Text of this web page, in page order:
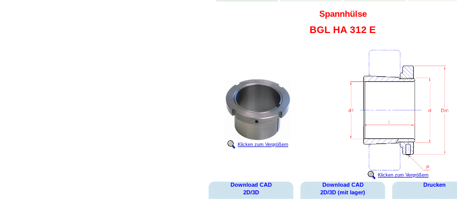
Spannhülse
BGL HA 312 E
Klicken zum Vergrößern
Klicken zum Vergrößern
Download CAD
2D/3D
Download CAD
2D/3D (mit lager)
Drucken